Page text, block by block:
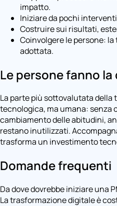
impatto.
Iniziare da pochi
Costruire sui risultati,
Coinvolgere le persone:
adottata.
Le persone fanno
La parte più sottovalutata
tecnologica, ma umana: senza
cambiamento delle abitudini,
restano inutilizzati.
trasforma un investimento
Domande frequenti
Da dove dovrebbe iniziare una
La trasformazione digitale è